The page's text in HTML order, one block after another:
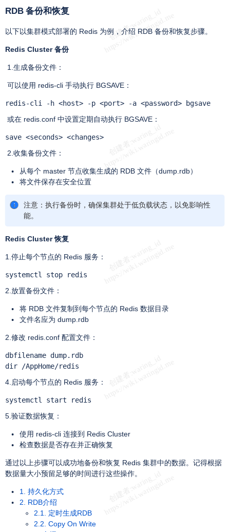
RDB 备份和恢复
以下以集群模式部署的 Redis 为例，介绍 RDB 备份和恢复步骤。
Redis Cluster 备份
1.生成备份文件：
可以使用 redis-cli 手动执行 BGSAVE：
redis-cli -h <host> -p <port> -a <password> bgsave
或在 redis.conf 中设置定期自动执行 BGSAVE：
save <seconds> <changes>
2.收集备份文件：
从每个 master 节点收集生成的 RDB 文件（dump.rdb）
将文件保存在安全位置
注意：执行备份时，确保集群处于低负载状态，以免影响性
能。
Redis Cluster 恢复
1.停止每个节点的 Redis 服务：
systemctl stop redis
2.放置备份文件：
将 RDB 文件复制到每个节点的 Redis 数据目录
文件名应为 dump.rdb
2.修改 redis.conf 配置文件：
dbfilename dump.rdb
dir /AppHome/redis
4.启动每个节点的 Redis 服务：
systemctl start redis
5.验证数据恢复：
使用 redis-cli 连接到 Redis Cluster
检查数据是否存在并正确恢复
通过以上步骤可以成功地备份和恢复 Redis 集群中的数据。记得根据
数据量大小预留足够的时间进行这些操作。
1. 持久化方式
2. RDB介绍
2.1. 定时生成RDB
2.2. Copy On Write